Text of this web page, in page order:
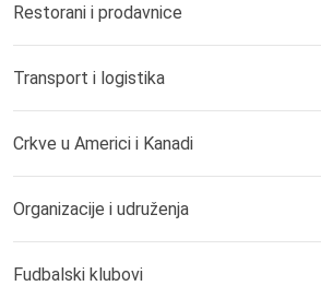
Restorani i prodavnice
Transport i logistika
Crkve u Americi i Kanadi
Organizacije i udruženja
Fudbalski klubovi